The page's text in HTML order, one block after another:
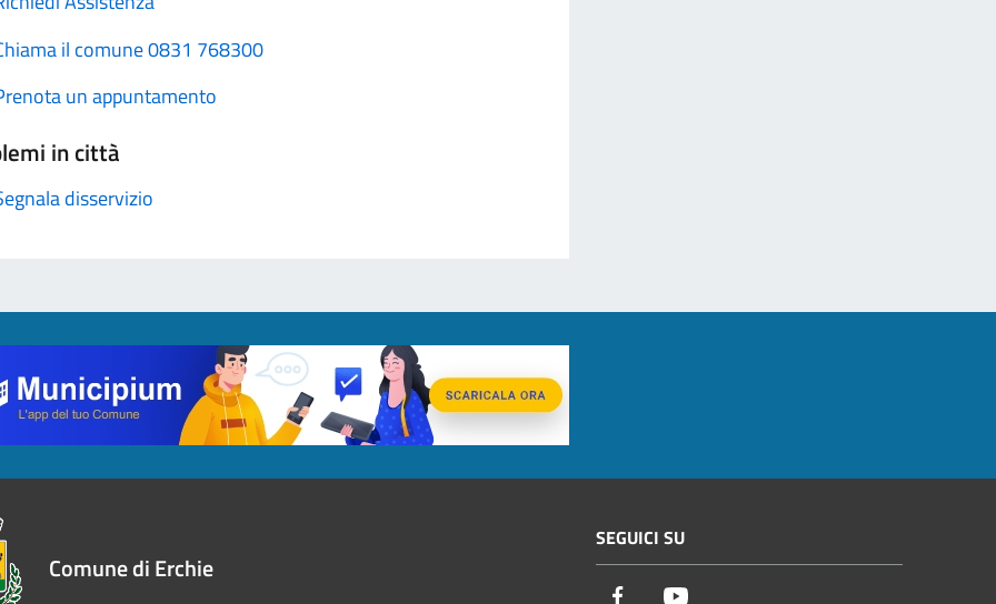
il comune 0831 768300
un appuntamento
in città
disservizio
Comune di Erchie
SEGUICI SU
Facebook